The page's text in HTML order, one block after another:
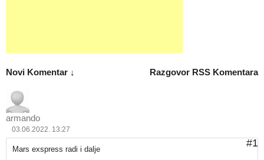
Razgovor RSS Komentara
Novi Komentar ↓
armando
03.06.2022. 13:27
#1
Mars exspress radi i dalje